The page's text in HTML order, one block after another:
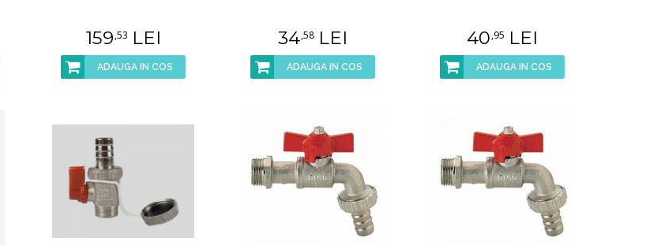
159,53LEI
ADAUGA IN COS
34,58LEI
ADAUGA IN COS
40,95 LEI
ADAUGA IN COS